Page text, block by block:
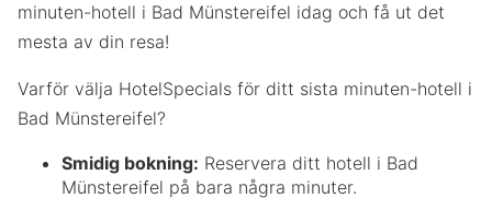
minuten-hotell i Bad Münstereifel idag och få ut det
mesta av din resa!
Varför välja HotelSpecials för ditt sista minuten-hotell i
Bad Münstereifel?
Smidig bokning: Reservera ditt hotell i Bad
Münstereifel på bara några minuter.